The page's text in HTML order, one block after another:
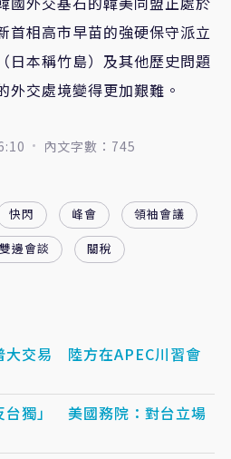
首相高市早苗的強硬保守派立
日本稱竹島）及其他歷史問題
外交處境變得更加艱難。
內文字數：745
快閃 峰會
領袖會議
雙邊會談 關稅
大交易 陸方在APEC川習會
台獨」 美國務院：對台立場